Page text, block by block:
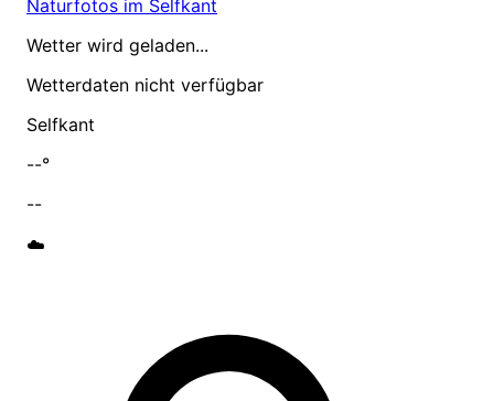
Naturfotos im Selfkant
Wetter wird geladen...
Wetterdaten nicht verfügbar
Selfkant
--°
--
☁️